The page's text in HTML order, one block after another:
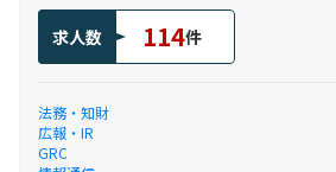
求人数 114件
法務・知財
広報・IR
GRC